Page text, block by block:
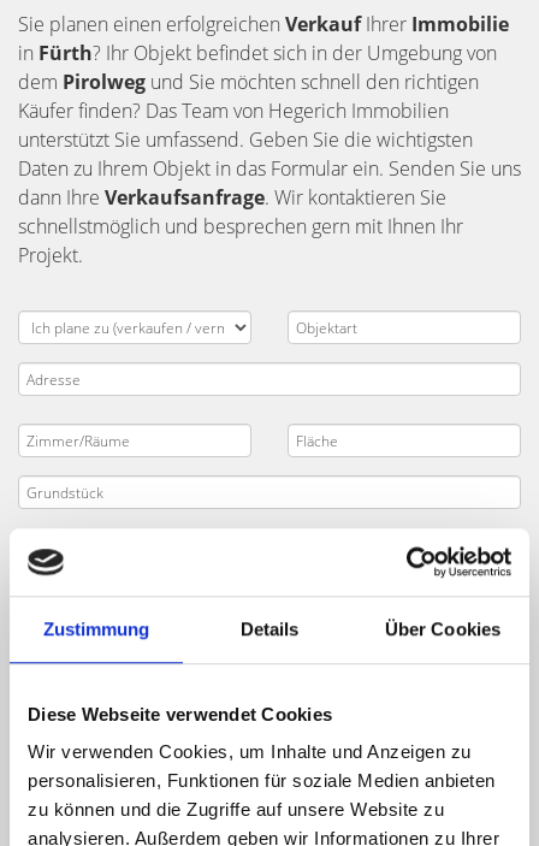
Zustimmung Details Über Cookies
Diese Webseite verwendet Cookies
Wir verwenden Cookies, um Inhalte und Anzeigen zu
personalisieren, Funktionen für soziale Medien anbieten
zu können und die Zugriffe auf unsere Website zu
analysieren. Außerdem geben wir Informationen zu Ihrer
Sie planen einen erfolgreichen VerkaufIhrer Immobilie
in Fürth? Ihr Objekt befindet sich in der Umgebung von
dem Pirolweg und Sie möchten schnell den richtigen
Käufer finden? Das Team von Hegerich Immobilien
unterstützt Sie umfassend. Geben Sie die wichtigsten
Daten zu Ihrem Objekt in das Formular ein. Senden Sie uns
dann Ihre Verkaufsanfrage. Wir kontaktieren Sie
schnellstmöglich und besprechen gern mit Ihnen Ihr
Projekt.